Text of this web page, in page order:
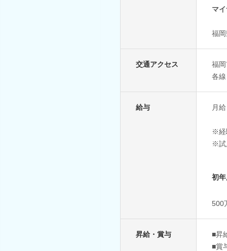
マ
福
交通アクセス
福
各
給与 月
※経
※試
初
500
昇給・賞与
■昇
■賞